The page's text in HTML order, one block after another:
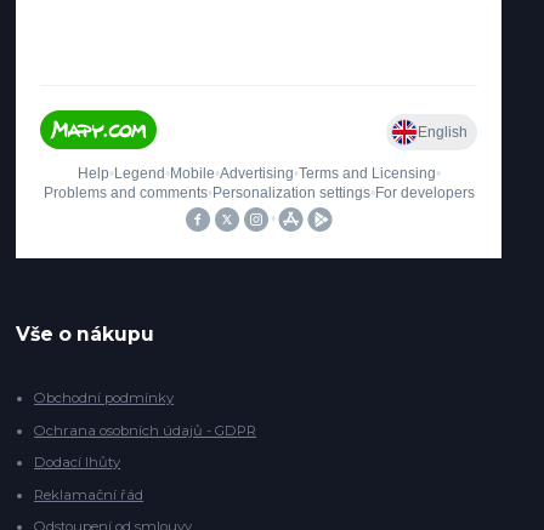
Vše o nákupu
Obchodní podmínky
Ochrana osobních údajů - GDPR
Dodací lhůty
Reklamační řád
Odstoupení od smlouvy